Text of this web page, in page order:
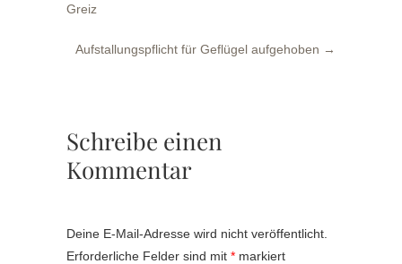
Greiz
Aufstallungspflicht für Geflügel aufgehoben →
Schreibe einen
Kommentar
Deine E-Mail-Adresse wird nicht veröffentlicht.
Erforderliche Felder sind mit * markiert